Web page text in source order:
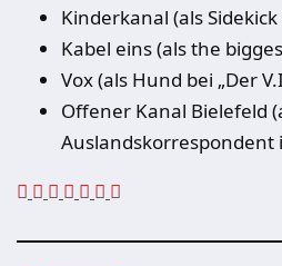
Kinderkanal (als
Kabel eins (als the
Vox (als Hund bei „Der
Offener Kanal Bielefeld
Auslandskorrespondent